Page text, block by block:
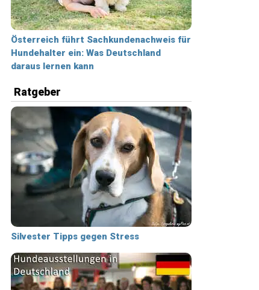
Österreich führt Sachkundenachweis für
Hundehalter ein: Was Deutschland
daraus lernen kann
Ratgeber
Silvester Tipps gegen Stress